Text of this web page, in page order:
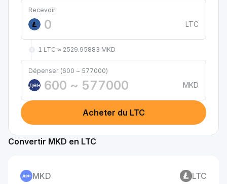
Recevoir
LTC
1 LTC ≈ 2529.95883 MKD
Dépenser (600 ~ 577000)
ден
MKD
Acheter du LTC
Convertir MKD en LTC
MKD LTC